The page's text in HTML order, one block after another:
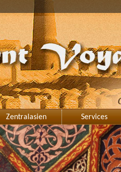
Zentralasien Services